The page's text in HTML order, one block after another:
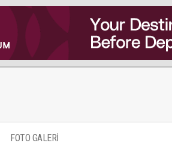
FOTO GALERİ